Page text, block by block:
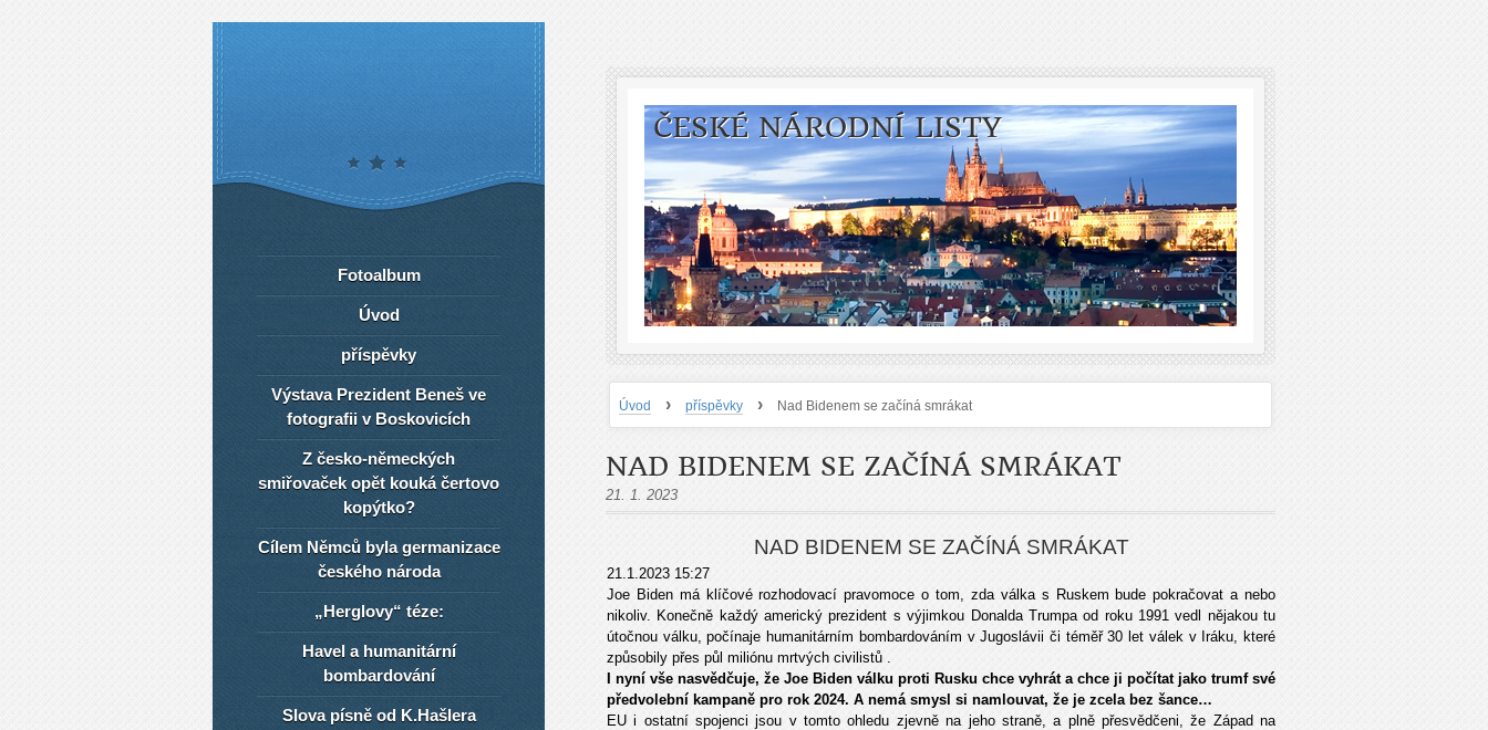
ČESKÉ NÁRODNÍ LISTY
Úvod › příspěvky › Nad Bidenem se začíná smrákat
NAD BIDENEM SE ZAČÍNÁ SMRÁKAT
21. 1. 2023
NAD BIDENEM SE ZAČÍNÁ SMRÁKAT
21.1.2023 15:27
Joe Biden má klíčové rozhodovací pravomoce o tom, zda válka s Ruskem bude pokračovat a nebo
nikoliv. Konečně každý americký prezident s výjimkou Donalda Trumpa od roku 1991 vedl nějakou tu
útočnou válku, počínaje humanitárním bombardováním v Jugoslávii či téměř 30 let válek v Iráku, které
způsobily přes půl miliónu mrtvých civilistů .
I nyní vše nasvědčuje, že Joe Biden válku proti Rusku chce vyhrát a chce ji počítat jako trumf své
předvolební kampaně pro rok 2024. A nemá smysl si namlouvat, že je zcela bez šance…
EU i ostatní spojenci jsou v tomto ohledu zjevně na jeho straně, a plně přesvědčeni, že Západ na
Fotoalbum
Úvod
příspěvky
Výstava Prezident Beneš ve
fotografii v Boskovicích
Z česko-německých
smiřovaček opět kouká čertovo
kopýtko?
Cílem Němců byla germanizace
českého národa
„Herglovy“ téze:
Havel a humanitární
bombardování
Slova písně od K.Hašlera